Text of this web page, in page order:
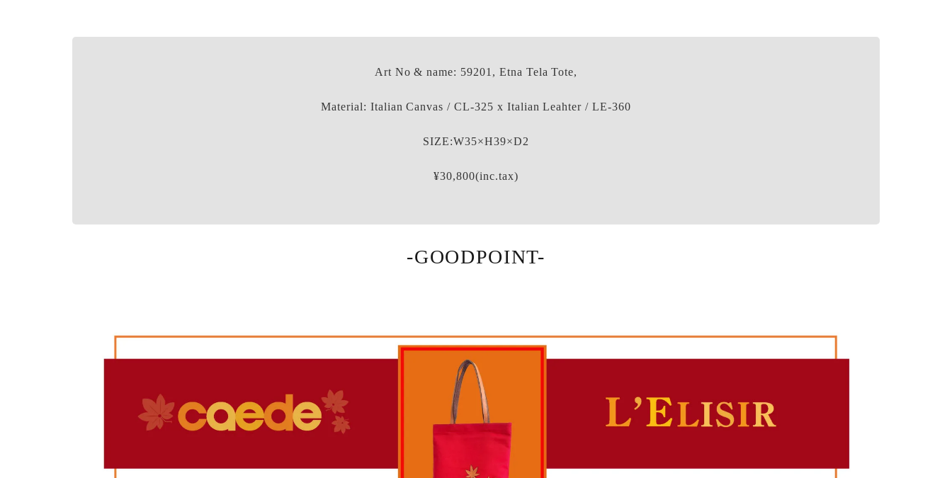
Art No & name: 59201, Etna Tela Tote,
Material: Italian Canvas / CL-325 x Italian Leahter / LE-360
SIZE:W35×H39×D2
¥30,800(inc.tax)
-GOODPOINT-